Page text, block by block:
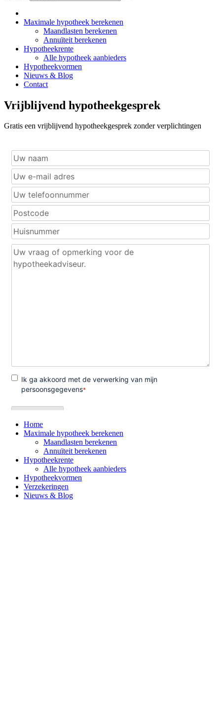
Maximale hypotheek berekenen
Maandlasten berekenen
Annuïteit berekenen
Hypotheekrente
Alle hypotheek aanbieders
Hypotheekvormen
Nieuws & Blog
Contact
Vrijblijvend hypotheekgesprek
Gratis een vrijblijvend hypotheekgesprek zonder verplichtingen
Home
Maximale hypotheek berekenen
Maandlasten berekenen
Annuïteit berekenen
Hypotheekrente
Alle hypotheek aanbieders
Hypotheekvormen
Verzekeringen
Nieuws & Blog